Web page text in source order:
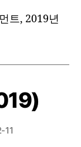
트, 2019년
11